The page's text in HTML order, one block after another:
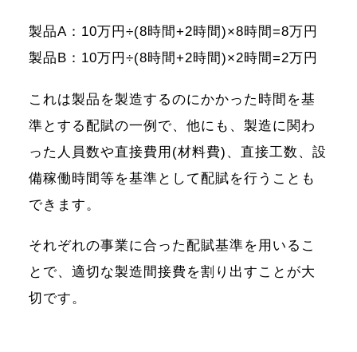
製品A：10万円÷(8時間+2時間)×8時間=8万円
製品B：10万円÷(8時間+2時間)×2時間=2万円
これは製品を製造するのにかかった時間を基
準とする配賦の一例で、他にも、製造に関わ
った人員数や直接費用(材料費)、直接工数、設
備稼働時間等を基準として配賦を行うことも
できます。
それぞれの事業に合った配賦基準を用いるこ
とで、適切な製造間接費を割り出すことが大
切です。